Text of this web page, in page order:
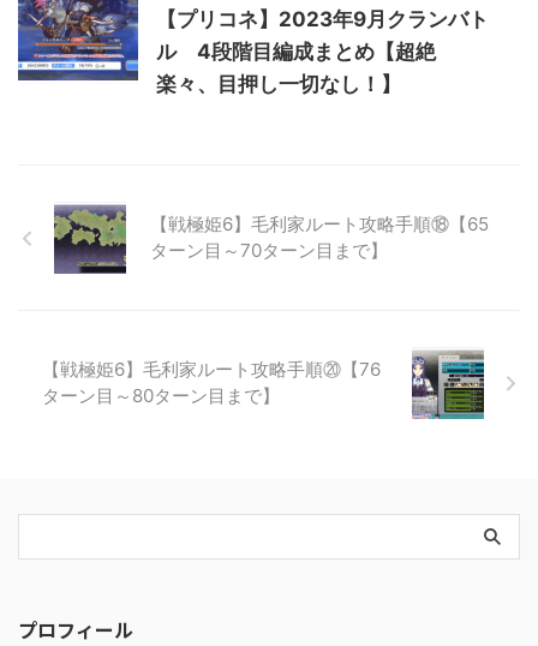
【プリコネ】2023年9月クランバト
ル 4段階目編成まとめ【超絶
楽々、目押し一切なし！】
【戦極姫6】毛利家ルート攻略手順⑱【65
ターン目～70ターン目まで】
【戦極姫6】毛利家ルート攻略手順⑳【76
ターン目～80ターン目まで】
プロフィール